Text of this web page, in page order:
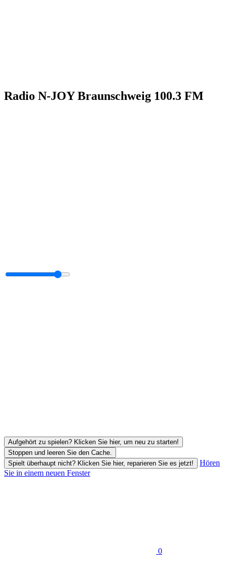
Radio N-JOY Braunschweig 100.3 FM
Aufgehört zu spielen? Klicken Sie hier, um neu zu starten!
Stoppen und leeren Sie den Cache.
Spielt überhaupt nicht? Klicken Sie hier, reparieren Sie es jetzt!
Hören
Sie in einem neuen Fenster
0